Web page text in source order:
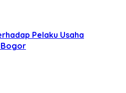
Pelaku Usaha